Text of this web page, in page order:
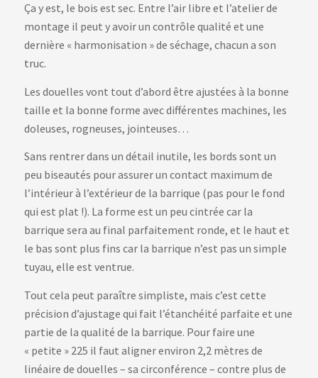
Ça y est, le bois est sec. Entre l’air libre et l’atelier de
montage il peut y avoir un contrôle qualité et une
dernière « harmonisation » de séchage, chacun a son
truc.
Les douelles vont tout d’abord être ajustées à la bonne
taille et la bonne forme avec différentes machines, les
doleuses, rogneuses, jointeuses…
Sans rentrer dans un détail inutile, les bords sont un
peu biseautés pour assurer un contact maximum de
l’intérieur à l’extérieur de la barrique (pas pour le fond
qui est plat !). La forme est un peu cintrée car la
barrique sera au final parfaitement ronde, et le haut et
le bas sont plus fins car la barrique n’est pas un simple
tuyau, elle est ventrue.
Tout cela peut paraître simpliste, mais c’est cette
précision d’ajustage qui fait l’étanchéité parfaite et une
partie de la qualité de la barrique. Pour faire une
« petite » 225 il faut aligner environ 2,2 mètres de
linéaire de douelles – sa circonférence – contre plus de